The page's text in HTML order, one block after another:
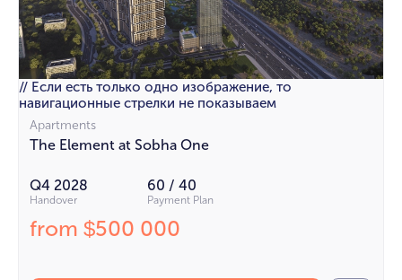
// Если есть только одно изображение, то
навигационные стрелки не показываем
Apartments
The Element at Sobha One
Q4 2028
Handover
60 / 40
Payment Plan
from $500 000